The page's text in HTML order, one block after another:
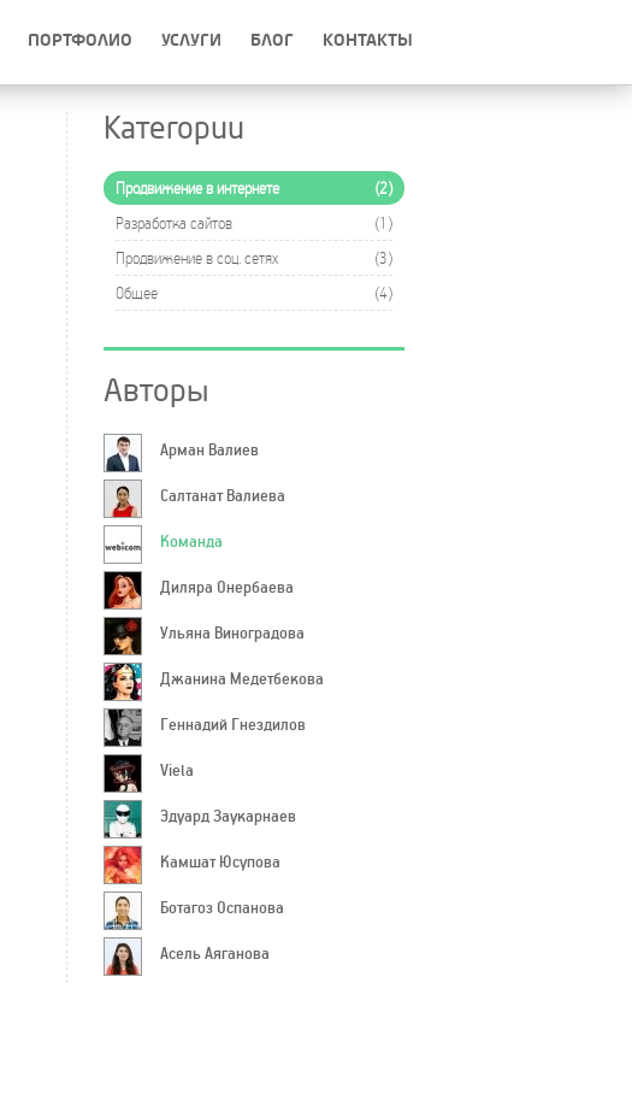
ПОРТФОЛИО УСЛУГИ БЛОГ КОНТАКТЫ
Категории
Продвижение в интернете
2
Разработка сайтов
1
Продвижение в соц. сетях
3
Общее
4
Авторы
Арман Валиев
Салтанат Валиева
Команда
Диляра Онербаева
Ульяна Виноградова
Джанина Медетбекова
Геннадий Гнездилов
Viela
Эдуард Заукарнаев
Камшат Юсупова
Ботагоз Оспанова
Асель Аяганова